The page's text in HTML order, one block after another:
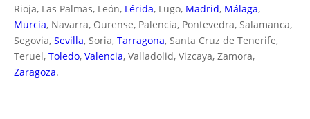
Rioja, Las Palmas, León, Lérida, Lugo, Madrid, Málaga,
Murcia, Navarra, Ourense, Palencia, Pontevedra, Salamanca,
Segovia, Sevilla, Soria, Tarragona, Santa Cruz de Tenerife,
Teruel, Toledo, Valencia, Valladolid, Vizcaya, Zamora,
Zaragoza.